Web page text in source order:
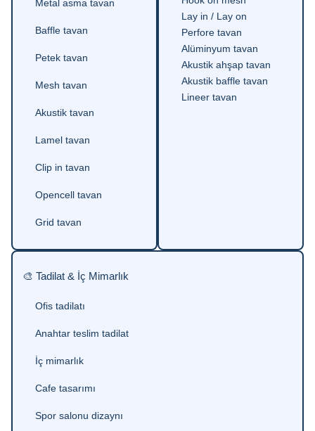
Metal asma tavan
Baffle tavan
Petek tavan
Mesh tavan
Akustik tavan
Lamel tavan
Clip in tavan
Opencell tavan
Grid tavan
Lay in / Lay on
Perfore tavan
Alüminyum tavan
Akustik ahşap tavan
Akustik baffle tavan
Lineer tavan
🎨 Tadilat & İç Mimarlık
Ofis tadilatı
Anahtar teslim tadilat
İç mimarlık
Cafe tasarımı
Spor salonu dizaynı